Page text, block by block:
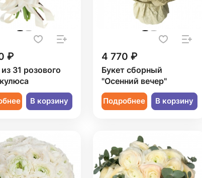
₽
31 розового
В корзину
4 770 ₽
Букет сборный
"Осенний вечер"
Подробнее В корзину